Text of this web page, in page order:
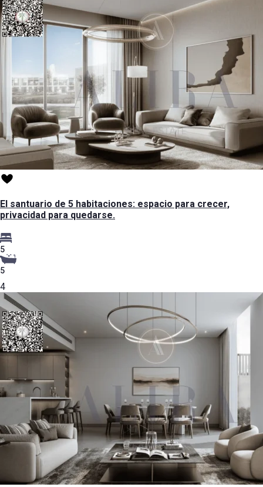
El santuario de 5 habitaciones: espacio para crecer,
privacidad para quedarse.
5
5
4